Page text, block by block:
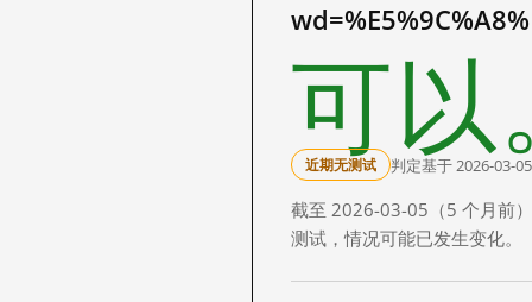
可以
近期无测试 判定基于 2026-03-
截至 2026-03-05（5 个月前
测试，情况可能已发生变化。